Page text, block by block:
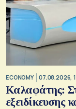
ECONOMY 07.08.2026,
Καλαφάτης:
εξειδίκευσης